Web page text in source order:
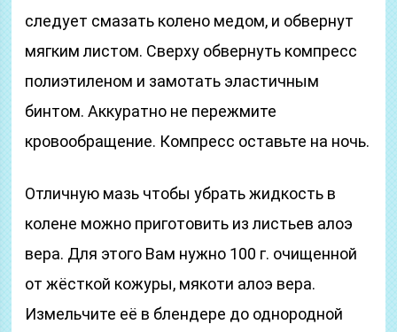
следует смазать колено медом, и обвернут
мягким листом. Сверху обвернуть компресс
полиэтиленом и замотать эластичным
бинтом. Аккуратно не пережмите
кровообращение. Компресс оставьте на ночь.
Отличную мазь чтобы убрать жидкость в
колене можно приготовить из листьев алоэ
вера. Для этого Вам нужно 100 г. очищенной
от жёсткой кожуры, мякоти алоэ вера.
Измельчите её в блендере до однородной